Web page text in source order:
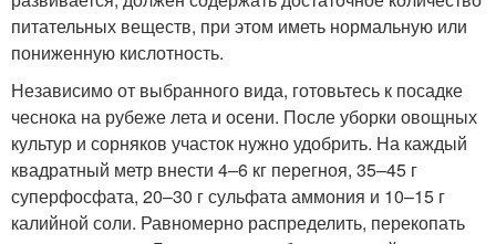
питательных веществ, при этом иметь нормальную или
пониженную кислотность.
Независимо от выбранного вида, готовьтесь к посадке
чеснока на рубеже лета и осени. После уборки овощных
культур и сорняков участок нужно удобрить. На каждый
квадратный метр внести 4–6 кг перегноя, 35–45 г
суперфосфата, 20–30 г сульфата аммония и 10–15 г
калийной соли. Равномерно распределить, перекопать